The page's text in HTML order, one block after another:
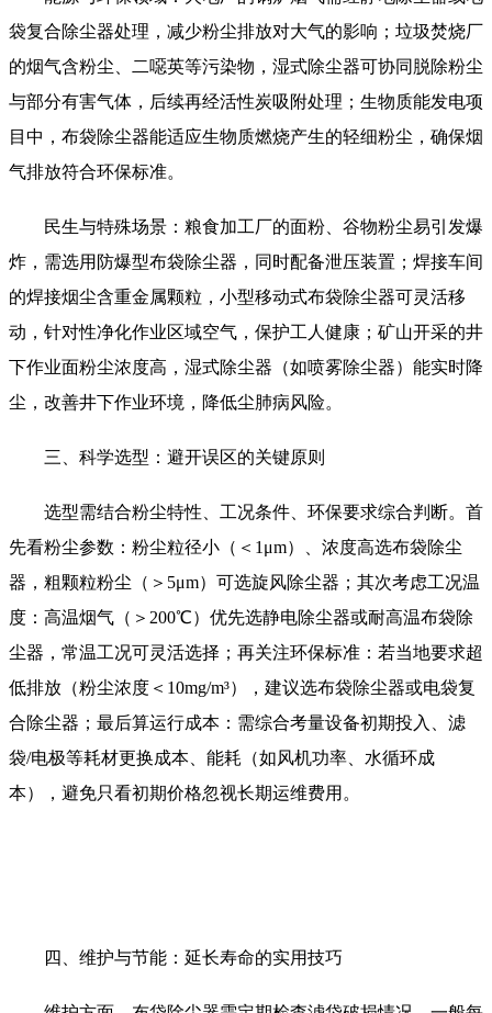
袋复合除尘器处理，减少粉尘排放对大气的影响；垃圾焚烧厂
的烟气含粉尘、二噁英等污染物，湿式除尘器可协同脱除粉尘
与部分有害气体，后续再经活性炭吸附处理；生物质能发电项
目中，布袋除尘器能适应生物质燃烧产生的轻细粉尘，确保烟
气排放符合环保标准。
民生与特殊场景：粮食加工厂的面粉、谷物粉尘易引发爆
炸，需选用防爆型布袋除尘器，同时配备泄压装置；焊接车间
的焊接烟尘含重金属颗粒，小型移动式布袋除尘器可灵活移
动，针对性净化作业区域空气，保护工人健康；矿山开采的井
下作业面粉尘浓度高，湿式除尘器（如喷雾除尘器）能实时降
尘，改善井下作业环境，降低尘肺病风险。
三、科学选型：避开误区的关键原则
选型需结合粉尘特性、工况条件、环保要求综合判断。首
先看粉尘参数：粉尘粒径小（＜1μm）、浓度高选布袋除尘
器，粗颗粒粉尘（＞5μm）可选旋风除尘器；其次考虑工况温
度：高温烟气（＞200℃）优先选静电除尘器或耐高温布袋除
尘器，常温工况可灵活选择；再关注环保标准：若当地要求超
低排放（粉尘浓度＜10mg/m³），建议选布袋除尘器或电袋复
合除尘器；最后算运行成本：需综合考量设备初期投入、滤
袋/电极等耗材更换成本、能耗（如风机功率、水循环成
本），避免只看初期价格忽视长期运维费用。
四、维护与节能：延长寿命的实用技巧